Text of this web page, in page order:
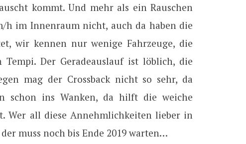
kommt. Und mehr als ein Rauschen
h im Innenraum nicht, auch da haben die
wir kennen nur wenige Fahrzeuge, die
Der Geradeauslauf ist löblich, die
mag der Crossback nicht so sehr, da
schon ins Wanken, da hilft die weiche
Wer all diese Annehmlichkeiten lieber in
muss noch bis Ende 2019 warten…